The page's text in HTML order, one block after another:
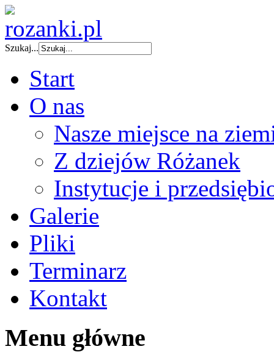
Szukaj...
Start
O nas
Nasze miejsce na
Z dziejów Różanek
Instytucje i
Galerie
Pliki
Terminarz
Kontakt
Menu główne